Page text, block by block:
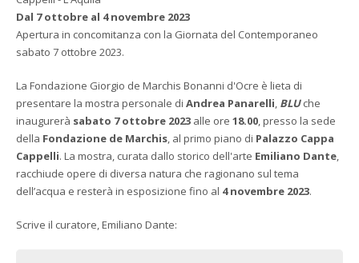
Dal 7 ottobre al 4 novembre 2023
Apertura in concomitanza con la Giornata del Contemporaneo
sabato 7 ottobre 2023.
La Fondazione Giorgio de Marchis Bonanni d'Ocre è lieta di
presentare la mostra personale di Andrea Panarelli, BLUche
inaugurerà sabato 7 ottobre 2023 alle ore 18.00, presso la sede
della Fondazione de Marchis, al primo piano di Palazzo Cappa
Cappelli. La mostra, curata dallo storico dell'arte Emiliano Dante,
racchiude opere di diversa natura che ragionano sul tema
dell’acqua e resterà in esposizione fino al 4 novembre 2023.
Scrive il curatore, Emiliano Dante: